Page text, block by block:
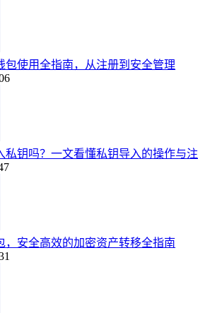
包使用全指南，从注册到安全管理
私钥吗？一文看懂私钥导入的操作与
，安全高效的加密资产转移全指南